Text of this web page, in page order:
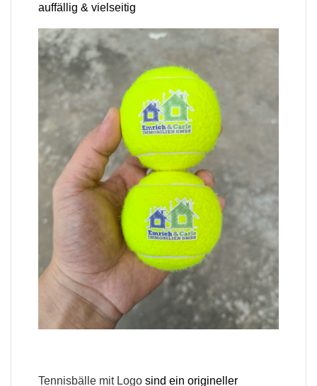
auffällig & vielseitig
Tennisbälle mit Logo sind ein origineller